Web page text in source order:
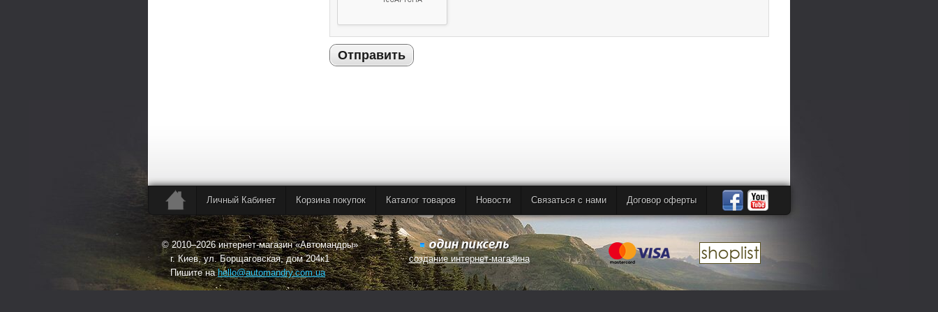
Отправить
Личный Кабинет Корзина покупок Каталог товаров Новости Связаться с нами
Договор оферты
Автомандры
Автомандры
© 2010–2026 интернет-магазин «Автомандры»
г. Киев, ул. Борщаговская, дом 204к1
Пишите наhello@automandry.com.ua
создание интернет-магазина